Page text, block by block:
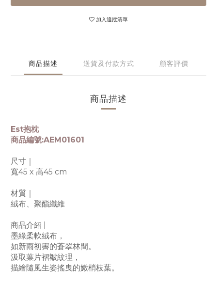
加入追蹤清單
商品描述 送貨及付款方式 顧客評價
商品描述
Est抱枕
商品編號:AEM01601
尺寸｜
寬45 x 高45 cm
材質｜
絨布、聚酯纖維
商品介紹 |
墨綠柔軟絨布，
如新雨初霽的蒼翠林間。
汲取葉片褶皺紋理，
描繪隨風生姿搖曳的嫩梢枝葉。